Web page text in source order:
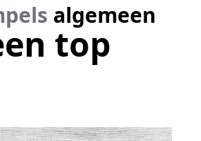
algemeen
top